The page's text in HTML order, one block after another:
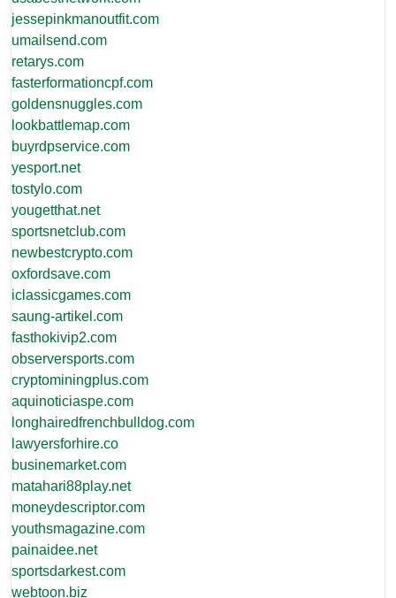
jessepinkmanoutfit.com
umailsend.com
retarys.com
fasterformationcpf.com
goldensnuggles.com
lookbattlemap.com
buyrdpservice.com
yesport.net
tostylo.com
yougetthat.net
sportsnetclub.com
newbestcrypto.com
oxfordsave.com
iclassicgames.com
saung-artikel.com
fasthokivip2.com
observersports.com
cryptominingplus.com
aquinoticiaspe.com
longhairedfrenchbulldog.com
lawyersforhire.co
businemarket.com
matahari88play.net
moneydescriptor.com
youthsmagazine.com
painaidee.net
sportsdarkest.com
webtoon.biz